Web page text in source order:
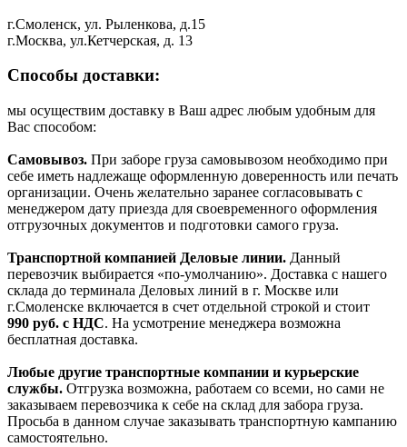
г.Смоленск, ул. Рыленкова, д.15
г.Москва, ул.Кетчерская, д. 13
Способы доставки:
мы осуществим доставку в Ваш адрес любым удобным для
Вас способом:
Самовывоз. При заборе груза самовывозом необходимо при
себе иметь надлежаще оформленную доверенность или печать
организации. Очень желательно заранее согласовывать с
менеджером дату приезда для своевременного оформления
отгрузочных документов и подготовки самого груза.
Транспортной компанией Деловые линии. Данный
перевозчик выбирается «по-умолчанию». Доставка с нашего
склада до терминала Деловых линий в г. Москве или
г.Смоленске включается в счет отдельной строкой и стоит
990 руб. с НДС. На усмотрение менеджера возможна
бесплатная доставка.
Любые другие транспортные компании и курьерские
службы. Отгрузка возможна, работаем со всеми, но сами не
заказываем перевозчика к себе на склад для забора груза.
Просьба в данном случае заказывать транспортную кампанию
самостоятельно.